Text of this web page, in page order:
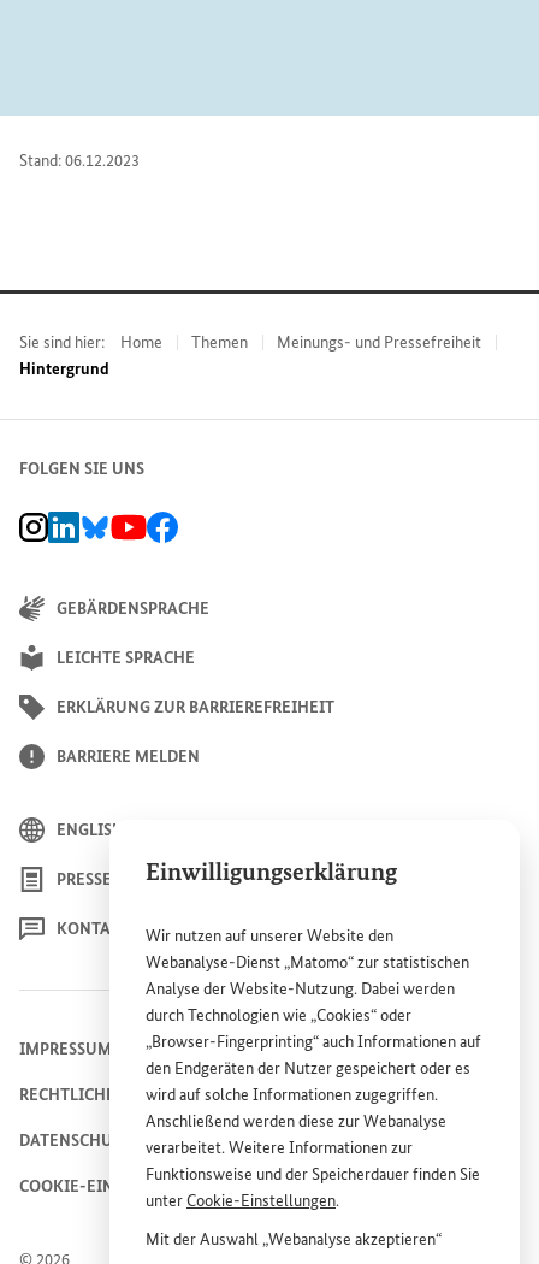
Einwilligungserklärung
Wir nutzen auf unsererWebsite den
Webanalyse-Dienst „Matomo“ zur statistischen
Analyse derWebsite-Nutzung. Dabei werden
durch Technologien wie „Cookies“ oder
„Browser-Fingerprinting“ auch Informationen auf
den Endgeräten der Nutzer gespeichert oder es
wird auf solche Informationen zugegriffen.
Anschließend werden diese zur Webanalyse
verarbeitet. Weitere Informationen zur
Funktionsweise und der Speicherdauer finden Sie
unterCookie-Einstellungen.
Mit der Auswahl „Webanalyse akzeptieren“
Stand: 06.12.2023
Sie sind hier: Home Themen
Meinungs- und Pressefreiheit
Hintergrund
FOLGEN SIE UNS
BMZ Instagram-Kanal, Externer Link
BMZ LinkedIn Unternehmensseite, Externer Link
BMZ Bluesky-Seite, Externer Link
BMZ Youtube-Kanal, Externer Link
BMZ Facebook-Seite, Externer Link
GEBÄRDENSPRACHE
LEICHTE SPRACHE
ERKLÄRUNG ZUR BARRIEREFREIHEIT
BARRIERE MELDEN
ENGLISH
PRESSE
KONTAKT
IMPRESSUM
RECHTLICHE HINWEISE
DATENSCHUTZHINWEIS
COOKIE-EINSTELLUNGEN